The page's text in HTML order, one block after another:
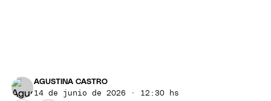
AGUSTINA CASTRO
14 de junio de 2026 · 12:30 hs